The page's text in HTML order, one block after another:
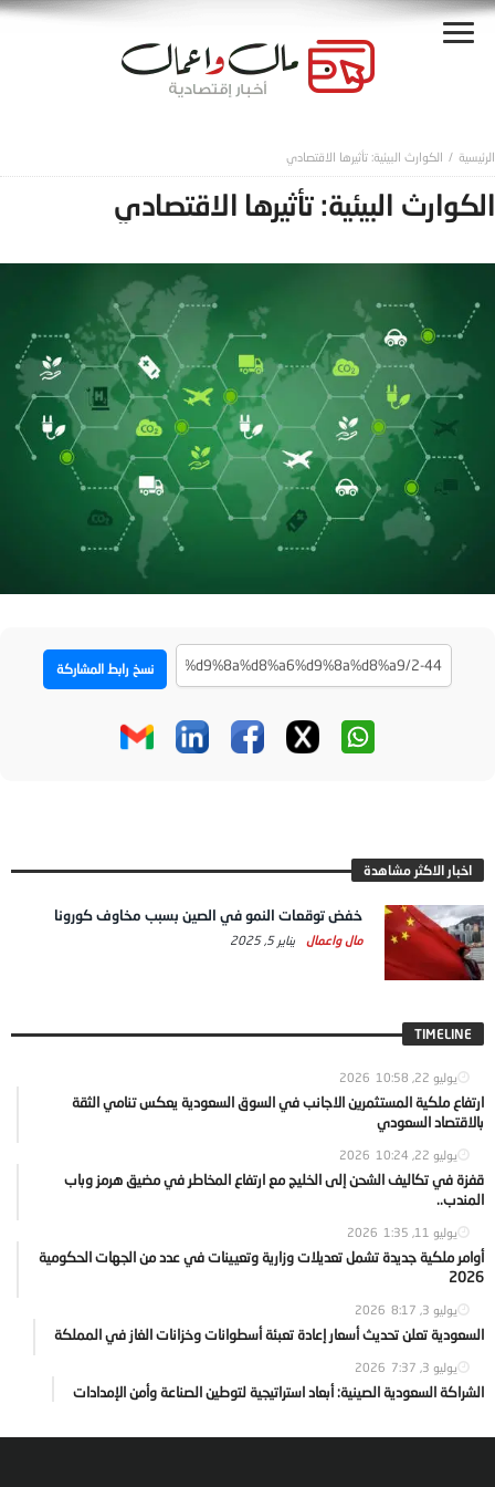
الكوارث البيئية: تأثيرها الاقتصادي
الكوارث البيئية: تأثيرها الاقتصادي
نسخ رابط المشاركة
اخبار الاكثر مشاهدة
خفض توقعات النمو في الصين بسبب مخاوف كورونا
مال واعمال يناير 5, 2025
TIMELINE
يوليو 22, 2026 10:58
ارتفاع ملكية المستثمرين الاجانب في السوق السعودية يعكس تنامي الثقة
بالاقتصاد السعودي
يوليو 22, 2026 10:24
قفزة في تكاليف الشحن إلى الخليج مع ارتفاع المخاطر في مضيق هرمز وباب
المندب..
يوليو 11, 2026 1:35
أوامر ملكية جديدة تشمل تعديلات وزارية وتعيينات في عدد من الجهات الحكومية
2026
يوليو 3, 2026 8:17
السعودية تعلن تحديث أسعار إعادة تعبئة أسطوانات وخزانات الغاز في المملكة
يوليو 3, 2026 7:37
الشراكة السعودية الصينية: أبعاد استراتيجية لتوطين الصناعة وأمن الإمدادات